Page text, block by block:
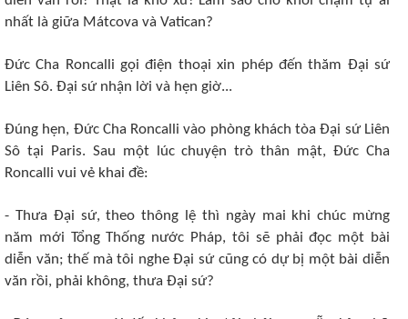
nhất là giữa Mátcova và Vatican?
Ðức Cha Roncalli gọi điện thoại xin phép đến thăm Ðại sứ
Liên Sô. Ðại sứ nhận lời và hẹn giờ...
Ðúng hẹn, Ðức Cha Roncalli vào phòng khách tòa Ðại sứ Liên
Sô tại Paris. Sau một lúc chuyện trò thân mật, Ðức Cha
Roncalli vui vẻ khai đề:
- Thưa Ðại sứ, theo thông lệ thì ngày mai khi chúc mừng
năm mới Tổng Thống nước Pháp, tôi sẽ phải đọc một bài
diễn văn; thế mà tôi nghe Ðại sứ cũng có dự bị một bài diễn
văn rồi, phải không, thưa Ðại sứ?